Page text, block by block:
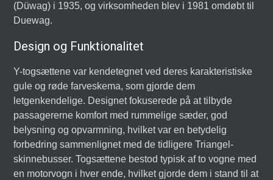
(Düwag) i 1935, og virksomheden blev i 1981 omdøbt til
Duewag.
Design og Funktionalitet
Y-togsættene var kendetegnet ved deres karakteristiske
gule og røde farveskema, som gjorde dem
letgenkendelige. Designet fokuserede på at tilbyde
passagererne komfort med rummelige sæder, god
belysning og opvarmning, hvilket var en betydelig
forbedring sammenlignet med de tidligere Triangel-
skinnebusser. Togsættene bestod typisk af to vogne med
en motorvogn i hver ende, hvilket gjorde dem i stand til at